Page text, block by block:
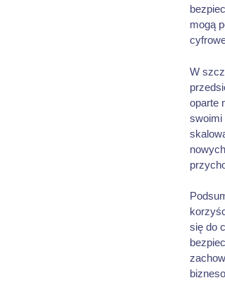
mogą
W
oparte
swoimi
się do